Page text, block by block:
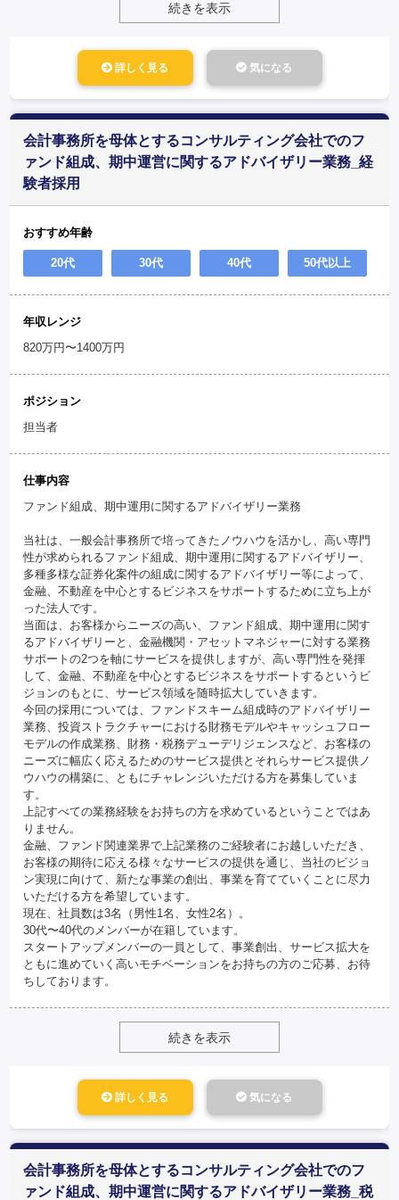
続きを表示
詳しく見る 気になる
会計事務所を母体とするコンサルティング会社でのフ
ァンド組成、期中運営に関するアドバイザリー業務_経
験者採用
おすすめ年齢
20代 30代 40代 50代以上
年収レンジ
820万円〜1400万円
ポジション
担当者
仕事内容
ファンド組成、期中運用に関するアドバイザリー業務
当社は、一般会計事務所で培ってきたノウハウを活かし、高い専門
性が求められるファンド組成、期中運用に関するアドバイザリー、
多種多様な証券化案件の組成に関するアドバイザリー等によって、
金融、不動産を中心とするビジネスをサポートするために立ち上が
った法人です。
当面は、お客様からニーズの高い、ファンド組成、期中運用に関す
るアドバイザリーと、金融機関・アセットマネジャーに対する業務
サポートの2つを軸にサービスを提供しますが、高い専門性を発揮
して、金融、不動産を中心とするビジネスをサポートするというビ
ジョンのもとに、サービス領域を随時拡大していきます。
今回の採用については、ファンドスキーム組成時のアドバイザリー
業務、投資ストラクチャーにおける財務モデルやキャッシュフロー
モデルの作成業務、財務・税務デューデリジェンスなど、お客様の
ニーズに幅広く応えるためのサービス提供とそれらサービス提供ノ
ウハウの構築に、ともにチャレンジいただける方を募集していま
す。
上記すべての業務経験をお持ちの方を求めているということではあ
りません。
金融、ファンド関連業界で上記業務のご経験者にお越しいただき、
お客様の期待に応える様々なサービスの提供を通じ、当社のビジョ
ン実現に向けて、新たな事業の創出、事業を育てていくことに尽力
いただける方を希望しています。
現在、社員数は3名（男性1名、女性2名）。
30代〜40代のメンバーが在籍しています。
スタートアップメンバーの一員として、事業創出、サービス拡大を
ともに進めていく高いモチベーションをお持ちの方のご応募、お待
ちしております。
続きを表示
詳しく見る 気になる
会計事務所を母体とするコンサルティング会社でのフ
ァンド組成、期中運営に関するアドバイザリー業務_税